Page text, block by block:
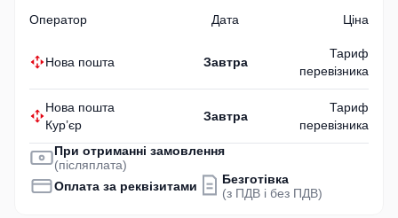
Оператор Дата Ціна
Нова пошта Завтра
Тариф
перевізника
Нова пошта
Кур’єр
Завтра
Тариф
перевізника
При отриманні замовлення
(післяплата)
Оплата за реквізитами
Безготівка
(з ПДВ і без ПДВ)